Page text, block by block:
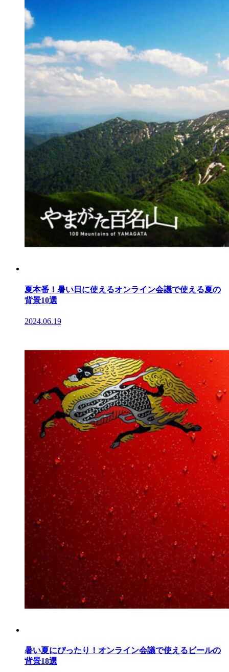
夏本番！暑い日に使えるオンライン会議で使える夏の
背景10選
2024.06.19
暑い夏にぴったり！オンライン会議で使えるビールの
背景18選